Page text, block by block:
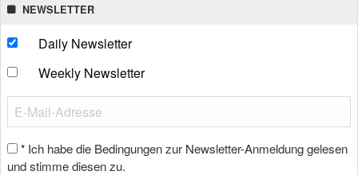
NEWSLETTER
Daily Newsletter
Weekly Newsletter
* Ich habe die Bedingungen zur Newsletter-Anmeldung gelesen
und stimme diesen zu.